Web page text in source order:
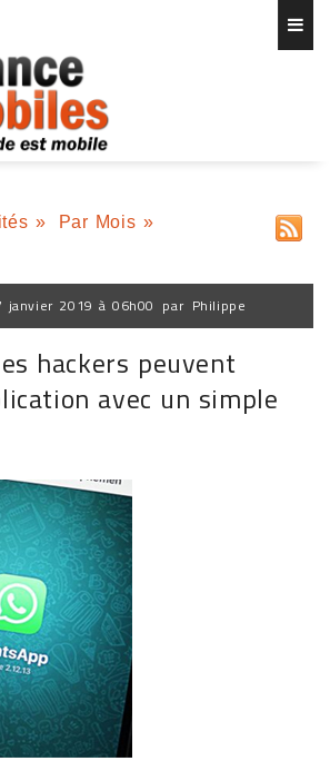
» Par Mois »
janvier 2019 à 06h00 par Philippe
hackers peuvent
avec un simple